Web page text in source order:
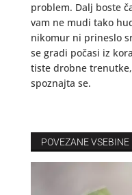
problem. Dalj boste
vam ne mudi tako
nikomur ni prineslo
se gradi počasi iz
tiste drobne
spoznajta se.
POVEZANE VSEBINE